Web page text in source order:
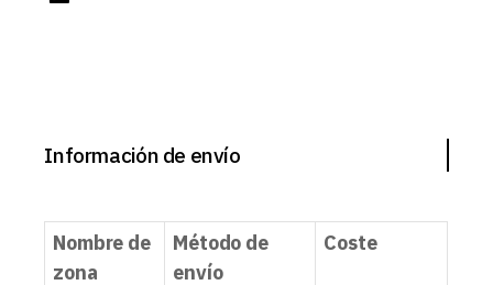
Información de envío
Nombre de
zona
Método de
envío
Coste